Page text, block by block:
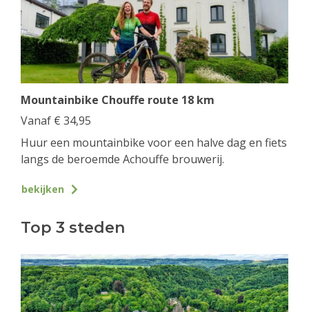
Mountainbike Chouffe route 18 km
Vanaf € 34,95
Huur een mountainbike voor een halve dag en fiets
langs de beroemde Achouffe brouwerij.
bekijken
Top 3 steden